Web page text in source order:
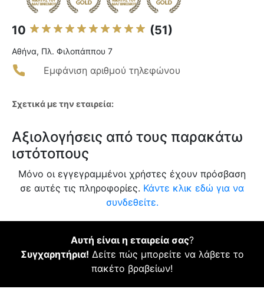
10 (51)
Αθήνα, Πλ. Φιλοπάππου 7
Εμφάνιση αριθμού τηλεφώνου
Σχετικά με την εταιρεία:
Αξιολογήσεις από τους παρακάτω
ιστότοπους
Μόνο οι εγγεγραμμένοι χρήστες έχουν πρόσβαση
σε αυτές τις πληροφορίες. Κάντε κλικ εδώ για να
συνδεθείτε.
Αυτή είναι η εταιρεία σας?
Συγχαρητήρια! Δείτε πώς μπορείτε να λάβετε το
πακέτο βραβείων!